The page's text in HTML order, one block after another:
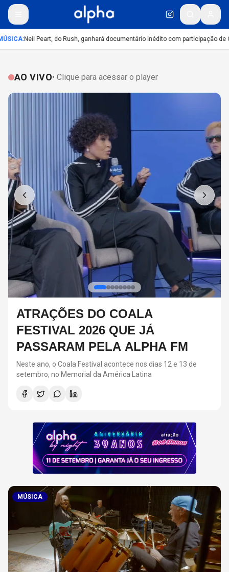
:Neil Peart, do Rush, ganhará documentário inédito com participação de
AO VIVO• Clique para acessar o player
RED HOT CHILI PEPPERS DEVE
VOLTAR AOS ESTÚDIOS EM
BREVE, DIZ ANTHONY KIEDIS
O último álbum da banda foi lançado em 2022
MÚSICA